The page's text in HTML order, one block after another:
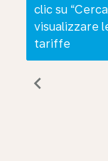
clic su
visualizzare
tariffe
chevron_left